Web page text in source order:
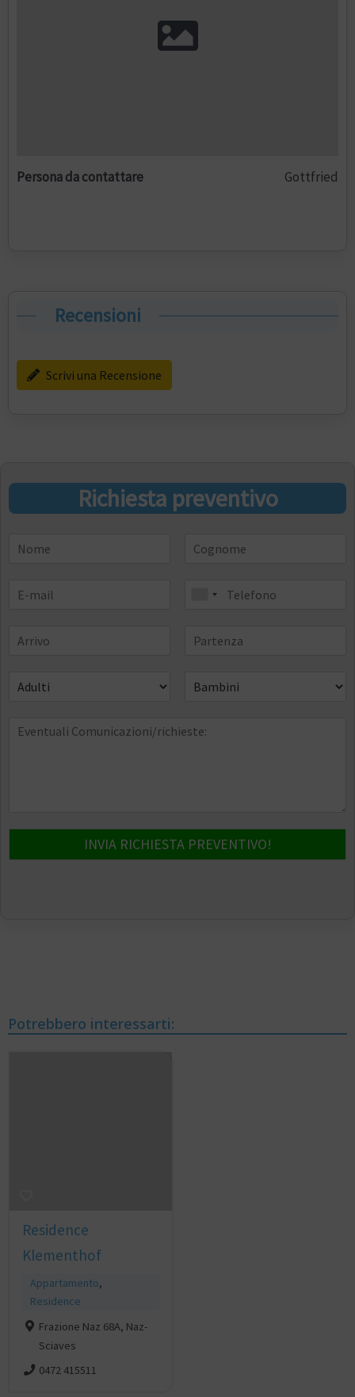
Persona da contattare Gottfried
Recensioni
Scrivi una Recensione
Richiesta preventivo
INVIA RICHIESTA PREVENTIVO!
Potrebbero interessarti:
Residence
Klementhof
Appartamento,
Residence
Frazione Naz 68A, Naz-
Sciaves
0472 415511